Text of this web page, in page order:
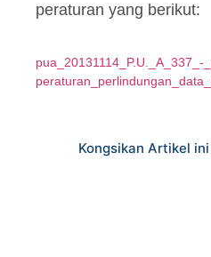
peraturan yang berikut:
pua_20131114_P.U._A_337_-
Kongsikan Artikel ini